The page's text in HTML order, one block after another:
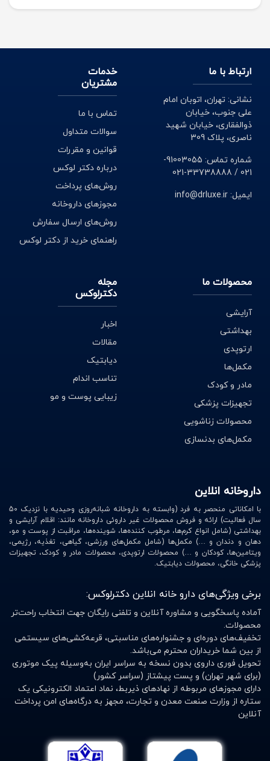
ارتباط با ما
نشانی: تهران، اتوبان امام
علی جنوب، خیابان
ذوالفقاری، خیابان شهید
ناصری، پلاک 309
شماره تماس: 91003055-
021 / 33738888-021
ایمیل: info@drluxe.ir
خدمات
مشتریان
تماس با ما
سوالات متداول
قوانین و مقررات
درباره دکتر لوکس
روش‌های پرداخت
مجوزهای داروخانه
روش‌های ارسال سفارش
راهنمای خرید از دکتر لوکس
محصولات ما
آرایشی
بهداشتی
ارتوپدی
مکمل‌ها
مادر و کودک
تجهیزات پزشکی
محصولات زناشویی
مکمل‌های بدنسازی
مجله
دکترلوکس
اخبار
مقالات
دیابتیک
تناسب اندام
زیبایی پوست و مو
داروخانه انلاین
با امکاناتی منحصر به فرد (وابسته به داروخانه شبانه‌روزی وحیدیه با نزدیک 50
سال فعالیت) ارائه و فروش محصولات غیر داروئی داروخانه مانند: اقلام آرایشی و
بهداشتی (شامل انواع کرم‌ها، مرطوب کننده‌ها، شوینده‌ها، مراقبت از پوست و مو،
دهان و دندان و …) مکمل‌ها (شامل مکمل‌های ورزشی، گیاهی، تغذیه، رژیمی،
ویتامین‌ها، کودکان و …) محصولات ارتوپدی، محصولات مادر و کودک، تجهیزات
پزشکی خانگی، محصولات دیابتیک.
برخی ویژگی‌های دارو خانه انلاین دکترلوکس:
آماده پاسخگویی و مشاوره آنلاین و تلفنی رایگان جهت انتخاب راحت‌تر
محصولات.
تخفیف‌های دوره‌ای و جشنواره‌های مناسبتی، قرعه‌کشی‌های سیستمی
از بین شما خریداران محترم می‌باشد.
تحویل فوری داروی بدون نسخه به سراسر ایران به‌وسیله پیک موتوری
(برای شهر تهران) و پست پیشتاز (سراسر کشور)
دارای مجوزهای مربوطه از نهادهای ذیربط، نماد اعتماد الکترونیکی یک
ستاره از وزارت صنعت معدن و تجارت، مجهز به درگاه‌های امن پرداخت
آنلاین